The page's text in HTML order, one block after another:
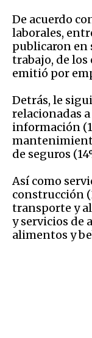
De acuerdo
laborales,
publicaron en
trabajo, de los
emitió por
Detrás, le
relacionadas
información
de seguros
Así como
construcción
transporte y
y servicios de
alimentos y